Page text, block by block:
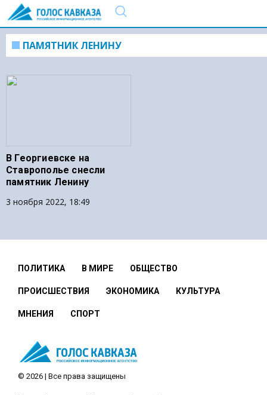
ПАМЯТНИК ЛЕНИНУ
В Георгиевске на
Ставрополье снесли
памятник Ленину
3 ноября 2022, 18:49
ПОЛИТИКА В МИРЕ ОБЩЕСТВО
ПРОИСШЕСТВИЯ ЭКОНОМИКА КУЛЬТУРА
МНЕНИЯ СПОРТ
© 2026 | Все права защищены